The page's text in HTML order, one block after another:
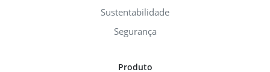
Sustentabilidade
Segurança
Produto